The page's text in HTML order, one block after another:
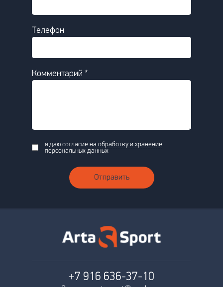
Телефон
Комментарий *
я даю согласие на обработку и хранение
персональных данных
Отправить
+7 916 636-37-10